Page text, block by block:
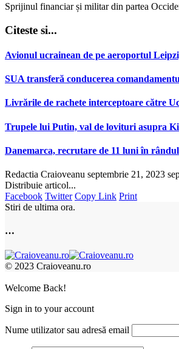
Sprijinul financiar și militar din partea
Citeste si...
Avionul ucrainean de pe aeroportul
SUA transferă conducerea
Livrările de rachete interceptoare către
Trupele lui Putin, val de lovituri asupra
Danemarca, recrutare de 11 luni în
Redactia Craioveanu septembrie 21, 2023
Distribuie articol...
Facebook Twitter Copy Link Print
Stiri de ultima ora.
…
© 2023 Craioveanu.ro
Welcome Back!
Sign in to your account
Nume utilizator sau adresă email